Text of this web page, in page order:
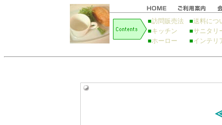
■訪問販売法 ■送料につ
■キッチン ■サニタリ
■ホーロー ■インテリ